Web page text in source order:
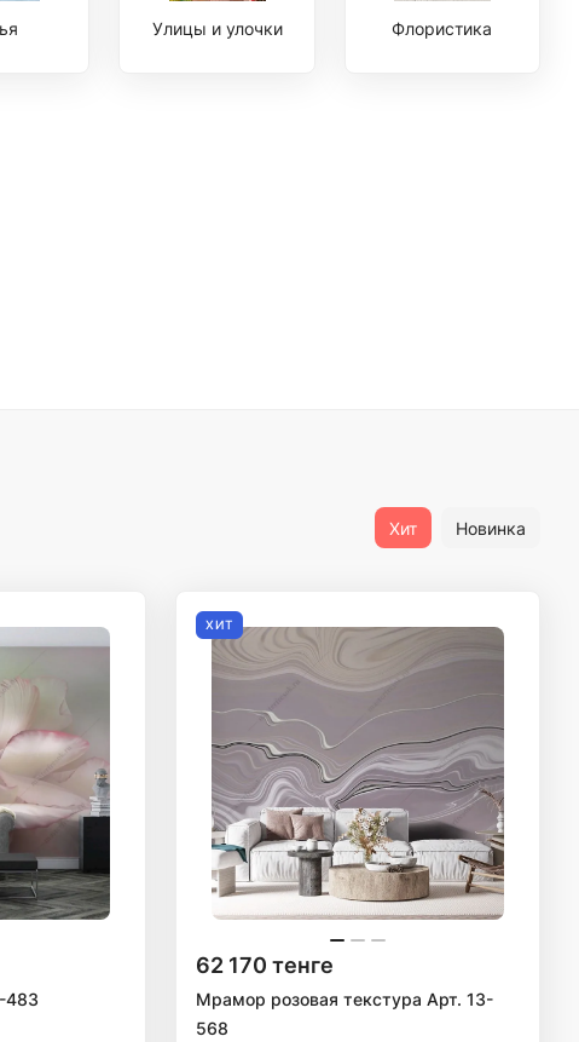
Улицы и улочки Флористика
Хит Новинка
483
ХИТ
62 170 тенге
Мрамор розовая текстура Арт. 13-
568